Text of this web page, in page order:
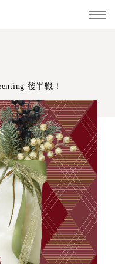
後半戦！